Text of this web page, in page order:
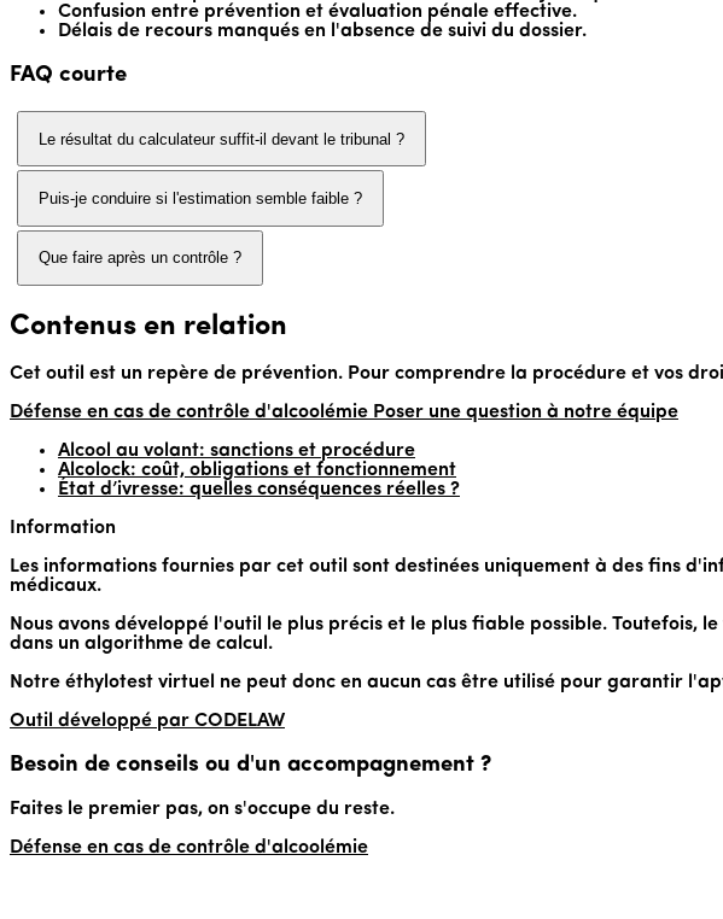
Confusion entre prévention et évaluation pénale effective.
Délais de recours manqués en l'absence de suivi du dossier.
FAQ courte
Le résultat du calculateur suffit-il devant le tribunal ?
Puis-je conduire si l'estimation semble faible ?
Que faire après un contrôle ?
Contenus en relation
Cet outil est un repère de prévention. Pour comprendre la procédure et vos
Défense en cas de contrôle d'alcoolémie Poser une question à notre équipe
Alcool au volant: sanctions et procédure
Alcolock: coût, obligations et fonctionnement
État d’ivresse: quelles conséquences réelles ?
Information
Les informations fournies par cet outil sont destinées uniquement à des fins
médicaux.
Nous avons développé l'outil le plus précis et le plus fiable possible.
dans un algorithme de calcul.
Notre éthylotest virtuel ne peut donc en aucun cas être utilisé pour garantir
Outil développé par CODELAW
Besoin de conseils ou d'un accompagnement ?
Faites le premier pas, on s'occupe du reste.
Défense en cas de contrôle d'alcoolémie